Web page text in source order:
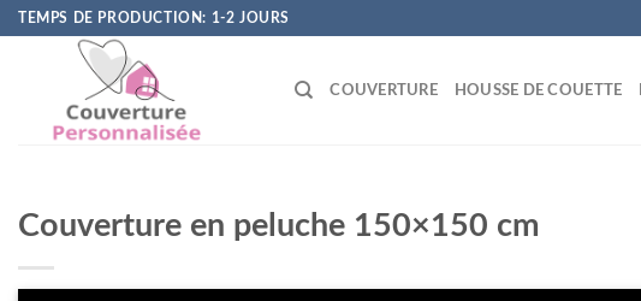
SkipTEMPS DE PRODUCTION: 1-2 JOURS
COUVERTURE HOUSSE DE COUETTE
Couverture en peluche 150×150 cm